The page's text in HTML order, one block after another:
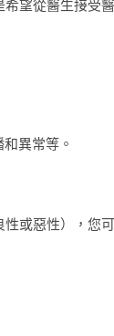
希望從醫生接受醫
異常等。
性或惡性），您可